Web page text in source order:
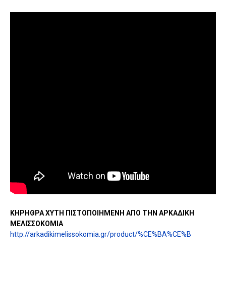
ΚΗΡΗΘΡΑ ΧΥΤΗ ΠΙΣΤΟΠΟΙΗΜΕΝΗ ΑΠΟ ΤΗΝ ΑΡΚΑΔΙΚΗ
ΜΕΛΙΣΣΟΚΟΜΙΑ
http://arkadikimelissokomia.gr/product/%CE%BA%CE%B